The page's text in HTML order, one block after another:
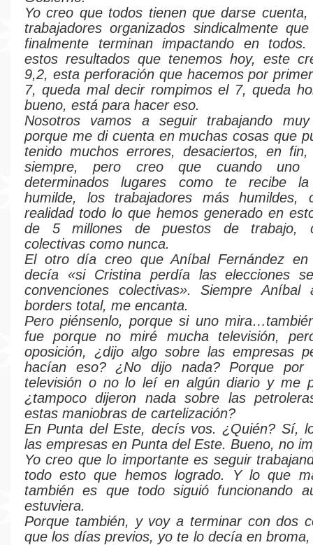
Yo creo que todos tienen que darse cuenta,
trabajadores organizados sindicalmente
finalmente terminan impactando en
estos resultados que tenemos hoy, este
9,2, esta perforación que hacemos por
7, queda mal decir rompimos el 7, queda
bueno, está para hacer eso.
Nosotros vamos a seguir trabajando muy
porque me di cuenta en muchas cosas que
tenido muchos errores, desaciertos, en
siempre, pero creo que cuando uno
determinados lugares como te recibe
humilde, los trabajadores más humildes,
realidad todo lo que hemos generado en
de 5 millones de puestos de trabajo,
colectivas como nunca.
El otro día creo que Aníbal Fernández en
decía «si Cristina perdía las elecciones
convenciones colectivas». Siempre
borders total, me encanta.
Pero piénsenlo, porque si uno
fue porque no miré mucha televisión,
oposición, ¿dijo algo sobre las empresas
hacían eso? ¿No dijo nada? Porque
televisión o no lo leí en algún diario y me
¿tampoco dijeron nada sobre las
estas maniobras de cartelización?
En Punta del Este, decís vos. ¿Quién? Sí,
las empresas en Punta del Este. Bueno, no
Yo creo que lo importante es seguir
todo esto que hemos logrado. Y lo que
también es que todo siguió funcionando
estuviera.
Porque también, y voy a terminar con dos
que los días previos, yo te lo decía en